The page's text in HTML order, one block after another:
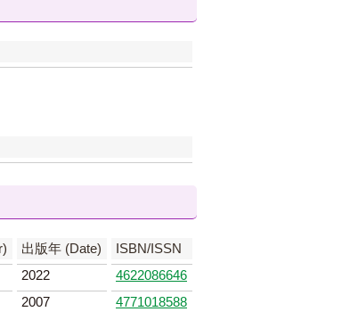
出版年 (Date)
ISBN/ISSN
2022
4622086646
2007 4771018588